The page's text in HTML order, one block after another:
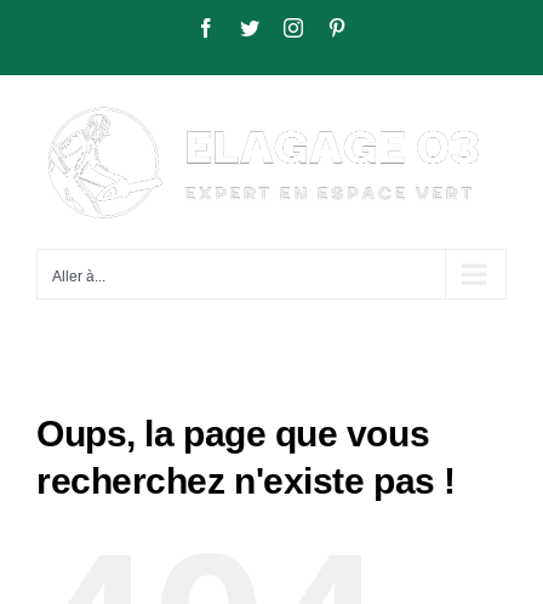
Facebook
TwitterInstagram
Aller à...
Oups, la page que vous
recherchez n'existe pas !